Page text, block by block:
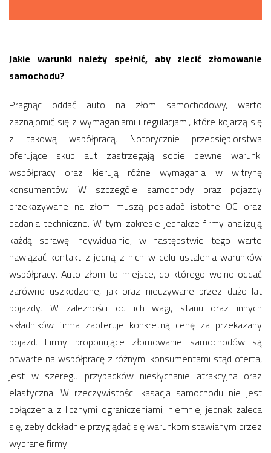
Jakie warunki należy spełnić, aby zlecić złomowanie
samochodu?
Pragnąc oddać auto na złom samochodowy, warto
zaznajomić się z wymaganiami i regulacjami, które kojarzą się
z takową współpracą. Notorycznie przedsiębiorstwa
oferujące skup aut zastrzegają sobie pewne warunki
współpracy oraz kierują różne wymagania w witrynę
konsumentów. W szczególe samochody oraz pojazdy
przekazywane na złom muszą posiadać istotne OC oraz
badania techniczne. W tym zakresie jednakże firmy analizują
każdą sprawę indywidualnie, w następstwie tego warto
nawiązać kontakt z jedną z nich w celu ustalenia warunków
współpracy. Auto złom to miejsce, do którego wolno oddać
zarówno uszkodzone, jak oraz nieużywane przez dużo lat
pojazdy. W zależności od ich wagi, stanu oraz innych
składników firma zaoferuje konkretną cenę za przekazany
pojazd. Firmy proponujące złomowanie samochodów są
otwarte na współpracę z różnymi konsumentami stąd oferta,
jest w szeregu przypadków niesłychanie atrakcyjna oraz
elastyczna. W rzeczywistości kasacja samochodu nie jest
połączenia z licznymi ograniczeniami, niemniej jednak zaleca
się, żeby dokładnie przyglądać się warunkom stawianym przez
wybrane firmy.